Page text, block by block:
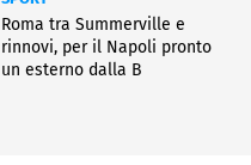
Roma tra Summerville e
rinnovi, per il Napoli pronto
un esterno dalla B